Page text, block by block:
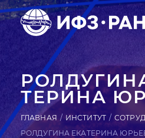
ТЕРИ­НА
ГЛАВНАЯ ИНСТИТУТ
РОЛДУГИНА ЕКАТЕРИНА